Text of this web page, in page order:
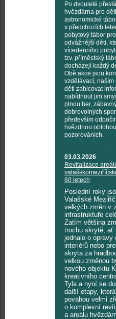
Po dvouleté
hvězdárna pro
astronomické
v předchozích
pobytový tábor
odvážnější děti,
vícedenního
tzv. příměstský
docházejí každý
Obě akce jsou
vzdělávací, naším
děti zahlcovat
nabídnout jim
plnou her,
dobrovolných
především
hvězdnou
pozorováních.
03.03.2026
Revitalizace
60 letech
Poslední roky
Valašské
velkých změn v
infrastruktuře
Zatím většina
trochu skrytě, ať
jednalo o opravy
interiérů nebo
skryta za
velkou změnou
nového objektu
kreativního
Tyla a nyní se
další etapy,
povahou velmi
o komplexní
a areálu